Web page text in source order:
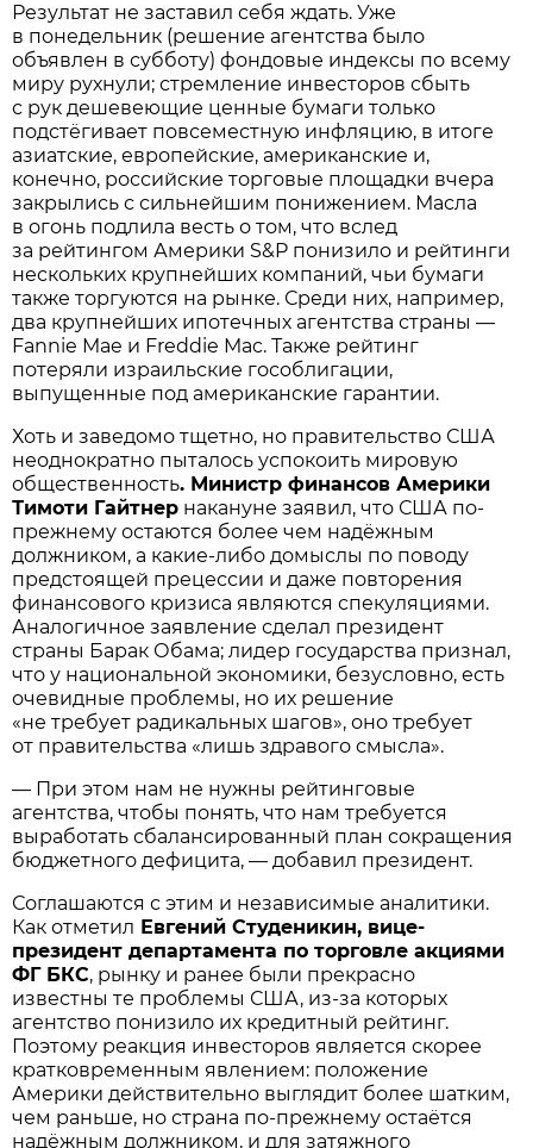
Результат не заставил себя ждать. Уже
в понедельник (решение агентства было
объявлен в субботу) фондовые индексы по всему
миру рухнули; стремление инвесторов сбыть
с рук дешевеющие ценные бумаги только
подстёгивает повсеместную инфляцию, в итоге
азиатские, европейские, американские и,
конечно, российские торговые площадки вчера
закрылись с сильнейшим понижением. Масла
в огонь подлила весть о том, что вслед
за рейтингом Америки S&P понизило и рейтинги
нескольких крупнейших компаний, чьи бумаги
также торгуются на рынке. Среди них, например,
два крупнейших ипотечных агентства страны —
Fannie Mae и Freddie Mac. Также рейтинг
потеряли израильские гособлигации,
выпущенные под американские гарантии.
Хоть и заведомо тщетно, но правительство США
неоднократно пыталось успокоить мировую
общественность. Министр финансов Америки
Тимоти Гайтнер накануне заявил, что США по-
прежнему остаются более чем надёжным
должником, а какие-либо домыслы по поводу
предстоящей прецессии и даже повторения
финансового кризиса являются спекуляциями.
Аналогичное заявление сделал президент
страны Барак Обама; лидер государства признал,
что у национальной экономики, безусловно, есть
очевидные проблемы, но их решение
«не требует радикальных шагов», оно требует
от правительства «лишь здравого смысла».
— При этом нам не нужны рейтинговые
агентства, чтобы понять, что нам требуется
выработать сбалансированный план сокращения
бюджетного дефицита, — добавил президент.
Соглашаются с этим и независимые аналитики.
Как отметил Евгений Студеникин, вице-
президент департамента по торговле акциями
ФГ БКС, рынку и ранее были прекрасно
известны те проблемы США, из-за которых
агентство понизило их кредитный рейтинг.
Поэтому реакция инвесторов является скорее
кратковременным явлением: положение
Америки действительно выглядит более шатким,
чем раньше, но страна по-прежнему остаётся
надёжным должником, и для затяжного